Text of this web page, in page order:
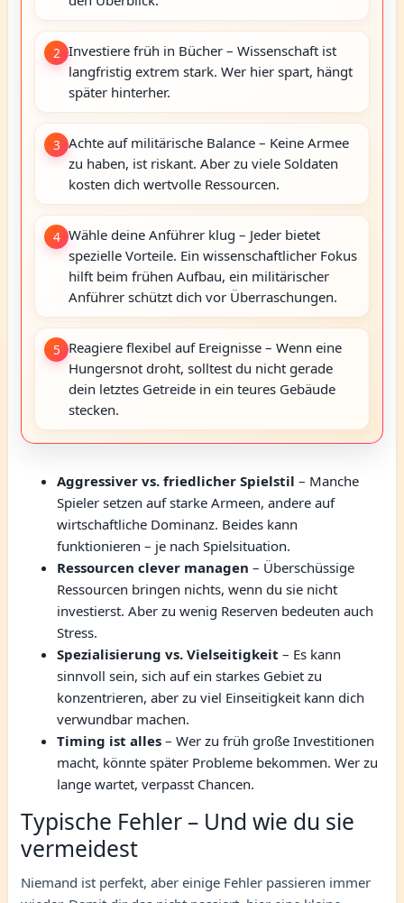
2 Investiere früh in Bücher – Wissenschaft ist
langfristig extrem stark. Wer hier spart, hängt
später hinterher.
3 Achte auf militärische Balance – Keine Armee
zu haben, ist riskant. Aber zu viele Soldaten
kosten dich wertvolle Ressourcen.
4 Wähle deine Anführer klug – Jeder bietet
spezielle Vorteile. Ein wissenschaftlicher Fokus
hilft beim frühen Aufbau, ein militärischer
Anführer schützt dich vor Überraschungen.
5 Reagiere flexibel auf Ereignisse – Wenn eine
Hungersnot droht, solltest du nicht gerade
dein letztes Getreide in ein teures Gebäude
stecken.
Aggressiver vs. friedlicher Spielstil – Manche
Spieler setzen auf starke Armeen, andere auf
wirtschaftliche Dominanz. Beides kann
funktionieren – je nach Spielsituation.
Ressourcen clever managen – Überschüssige
Ressourcen bringen nichts, wenn du sie nicht
investierst. Aber zu wenig Reserven bedeuten auch
Stress.
Spezialisierung vs. Vielseitigkeit – Es kann
sinnvoll sein, sich auf ein starkes Gebiet zu
konzentrieren, aber zu viel Einseitigkeit kann dich
verwundbar machen.
Timing ist alles – Wer zu früh große Investitionen
macht, könnte später Probleme bekommen. Wer zu
lange wartet, verpasst Chancen.
Typische Fehler – Und wie du sie
vermeidest
Niemand ist perfekt, aber einige Fehler passieren immer